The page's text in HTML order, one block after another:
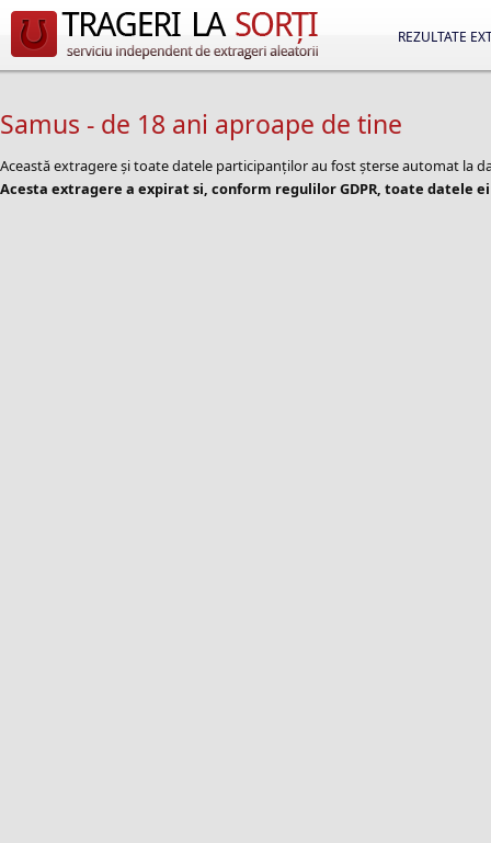
REZULTATE
Samus - de 18 ani aproape de tine
Această extragere și toate datele participanților au fost șterse automat la
Acesta extragere a expirat si, conform regulilor GDPR, toate datele